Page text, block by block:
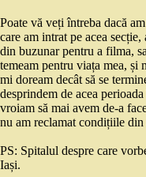
Poate vă veți întreba dacă
care am intrat pe acea
din buzunar pentru a filma,
temeam pentru viața mea, și
mi doream decât să se
desprindem de acea
vroiam să mai avem de-a
nu am reclamat condițiile din
PS: Spitalul despre care
Iași.